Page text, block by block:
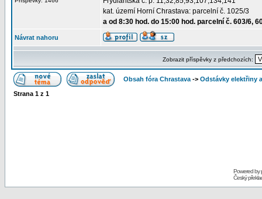
kat. území Horní Chrastava: parcelní č. 1025/3
a od 8:30 hod. do 15:00 hod. parcelní č. 603/6,
Návrat nahoru
Zobrazit příspěvky z předchozích:
Obsah fóra Chrastava -> Odstávky elektřiny
Strana 1 z 1
Powered by
Český